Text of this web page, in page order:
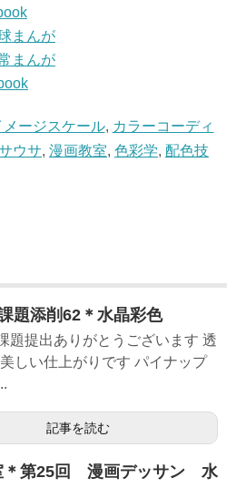
まんが
まんが
メージスケール, カラーコーディ
ウサ, 漫画教室, 色彩学, 配色技
題添削62＊水晶彩色
題提出ありがとうございます 透
しい仕上がりです パイナップ
記事を読む
＊第25回 漫画デッサン 水